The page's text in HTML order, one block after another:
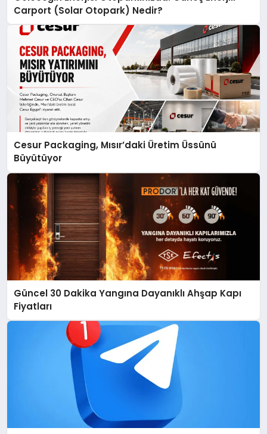
Carport (Solar Otopark) Nedir?
Cesur Packaging, Mısır’daki Üretim Üssünü
Büyütüyor
Güncel 30 Dakika Yangına Dayanıklı Ahşap Kapı
Fiyatları